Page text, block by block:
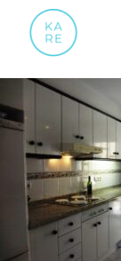
04 KEUKEN